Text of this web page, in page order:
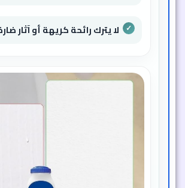
لا يترك رائحة كريهة أو آثار